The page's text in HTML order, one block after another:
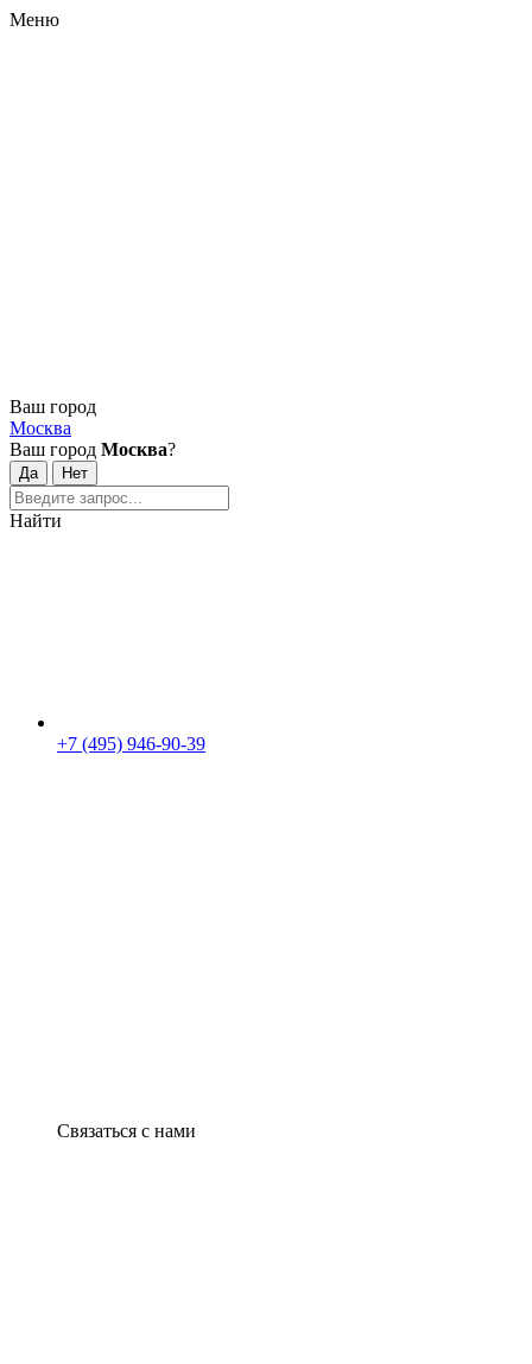
Меню
Ваш город
Москва
Ваш город Москва?
Найти
+7 (495) 946-90-39
Связаться с нами